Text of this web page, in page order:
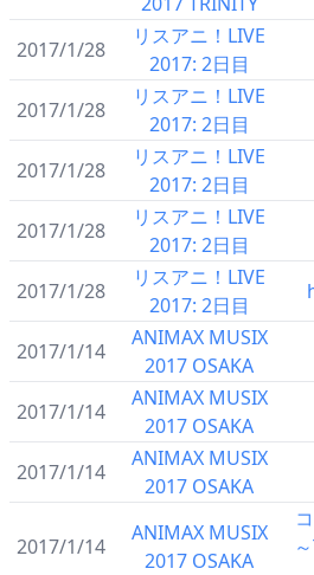
2017/1/28
リスアニ！LIVE
2017: 2日目
2017/1/28
リスアニ！LIVE
2017: 2日目
2017/1/28
リスアニ！LIVE
2017: 2日目
2017/1/28
リスアニ！LIVE
2017: 2日目
2017/1/28
リスアニ！LIVE
2017: 2日目
2017/1/14
ANIMAX MUSIX
2017 OSAKA
2017/1/14
ANIMAX MUSIX
2017 OSAKA
2017/1/14
ANIMAX MUSIX
2017 OSAKA
2017/1/14
ANIMAX MUSIX
2017 OSAKA